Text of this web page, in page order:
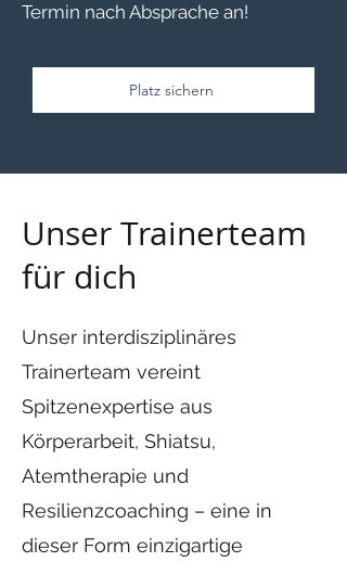
Termin nach Absprache an!
Platz sichern
Unser Trainerteam
für dich
Unser interdisziplinäres
Trainerteam vereint
Spitzenexpertise aus
Körperarbeit, Shiatsu,
Atemtherapie und
Resilienzcoaching – eine in
dieser Form einzigartige